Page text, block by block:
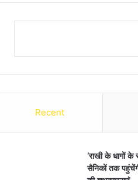
Recent
’राखी के धागों के
सैनिकों तक